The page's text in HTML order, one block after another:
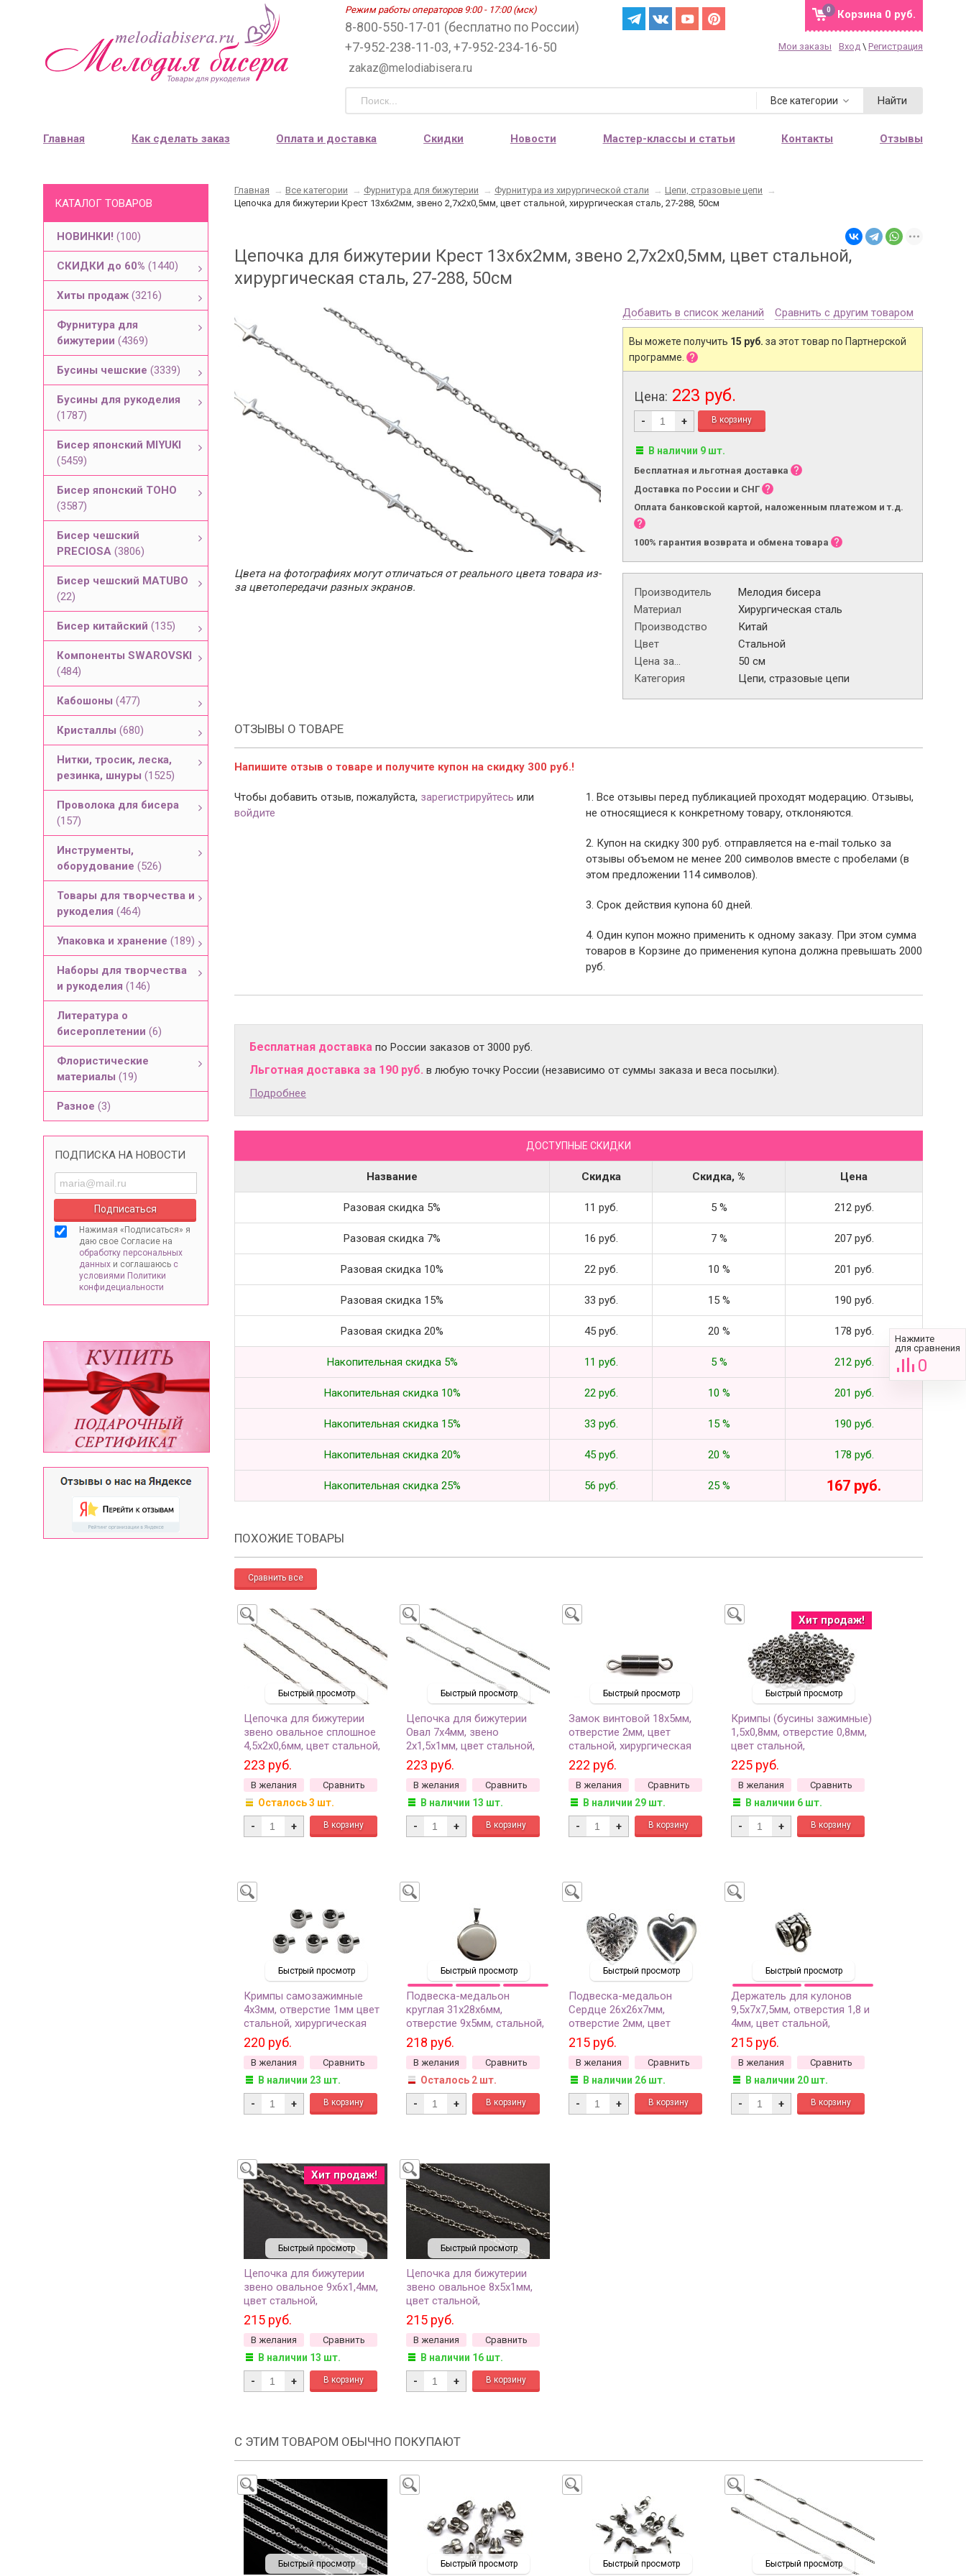
Режим работы операторов 9:00 - 17:00 (мск)
8-800-550-17-01 (бесплатно по России)
+7-952-238-11-03, +7-952-234-16-50
zakaz@melodiabisera.ru
Корзина 0 руб.
0
Мои заказы Вход \ Регистрация
Все категории Найти
Главная Как сделать заказ Оплата и доставка Скидки Новости Мастер-классы и статьи Контакты Отзывы
КАТАЛОГ ТОВАРОВ
НОВИНКИ! (100)
СКИДКИ до 60% (1440)
Хиты продаж (3216)
Фурнитура для
бижутерии (4369)
Бусины чешские (3339)
Бусины для рукоделия
(1787)
Бисер японский MIYUKI
(5459)
Бисер японский TOHO
(3587)
Бисер чешский
PRECIOSA (3806)
Бисер чешский MATUBO
(22)
Бисер китайский (135)
Компоненты SWAROVSKI
(484)
Кабошоны (477)
Кристаллы (680)
Нитки, тросик, леска,
резинка, шнуры (1525)
Проволока для бисера
(157)
Инструменты,
оборудование (526)
Товары для творчества и
рукоделия (464)
Упаковка и хранение (189)
Наборы для творчества
и рукоделия (146)
Литература о
бисероплетении (6)
Флористические
материалы (19)
Разное (3)
ПОДПИСКА НА НОВОСТИ
Нажимая «Подписаться» я
даю свое Согласие на
обработку персональных
данных и соглашаюсь с
условиями Политики
конфидециальности
Главная → Все категории → Фурнитура для бижутерии → Фурнитура из хирургической стали → Цепи, стразовые цепи
→
Цепочка для бижутерии Крест 13х6х2мм, звено 2,7х2х0,5мм, цвет стальной, хирургическая сталь, 27-288, 50см
Цепочка для бижутерии Крест 13х6х2мм, звено 2,7х2х0,5мм, цвет стальной,
хирургическая сталь, 27-288, 50см
Цвета на фотографиях могут отличаться от реального цвета товара из-
за цветопередачи разных экранов.
Добавить в список желаний Сравнить с другим товаром
Вы можете получить 15 руб. за этот товар по Партнерской
программе.
Цена: 223 руб.
- +
В наличии 9 шт.
Бесплатная и льготная доставка
Доставка по России и СНГ
Оплата банковской картой, наложенным платежом и т.д.
100% гарантия возврата и обмена товара
Производитель
Мелодия бисера
Материал
Хирургическая сталь
Производство
Китай
Цвет
Стальной
Цена за...
50 см
Категория
Цепи, стразовые цепи
ОТЗЫВЫ О ТОВАРЕ
Напишите отзыв о товаре и получите купон на скидку 300 руб.!
Чтобы добавить отзыв, пожалуйста, зарегистрируйтесь или
войдите
1. Все отзывы перед публикацией проходят модерацию. Отзывы,
не относящиеся к конкретному товару, отклоняются.
2. Купон на скидку 300 руб. отправляется на e-mail только за
отзывы объемом не менее 200 символов вместе с пробелами (в
этом предложении 114 символов).
3. Срок действия купона 60 дней.
4. Один купон можно применить к одному заказу. При этом сумма
товаров в Корзине до применения купона должна превышать 2000
руб.
Бесплатная доставка по России заказов от 3000 руб.
Льготная доставка за 190 руб. в любую точку России (независимо от суммы заказа и веса посылки).
Подробнее
ДОСТУПНЫЕ СКИДКИ
Название Скидка Скидка, % Цена
Разовая скидка 5% 11 руб. 5 % 212 руб.
Разовая скидка 7% 16 руб. 7 % 207 руб.
Разовая скидка 10% 22 руб. 10 % 201 руб.
Разовая скидка 15% 33 руб. 15 % 190 руб.
Разовая скидка 20% 45 руб. 20 % 178 руб.
Накопительная скидка 5% 11 руб. 5 % 212 руб.
Накопительная скидка 10% 22 руб. 10 % 201 руб.
Накопительная скидка 15% 33 руб. 15 % 190 руб.
Накопительная скидка 20% 45 руб. 20 % 178 руб.
Накопительная скидка 25% 56 руб. 25 % 167 руб.
ПОХОЖИЕ ТОВАРЫ
Быстрый просмотр
Цепочка для бижутерии
звено овальное сплошное
4,5х2х0,6мм, цвет стальной,
хирургическая сталь, 27-163,
50см
223 руб.
В желания Сравнить
Осталось 3 шт.
- +
Быстрый просмотр
Цепочка для бижутерии
Овал 7х4мм, звено
2х1,5х1мм, цвет стальной,
хирургическая сталь, 27-301,
50см
223 руб.
В желания Сравнить
В наличии 13 шт.
- +
Быстрый просмотр
Замок винтовой 18х5мм,
отверстие 2мм, цвет
стальной, хирургическая
сталь, 08-003, 1шт
222 руб.
В желания Сравнить
В наличии 29 шт.
- +
Быстрый просмотр
Хит продаж!
Кримпы (бусины зажимные)
1,5х0,8мм, отверстие 0,8мм,
цвет стальной,
хирургическая сталь, 35-037,
1г (около 200шт)
225 руб.
В желания Сравнить
В наличии 6 шт.
- +
Быстрый просмотр
Кримпы самозажимные
4х3мм, отверстие 1мм цвет
стальной, хирургическая
сталь, 35-094, 5шт
220 руб.
В желания Сравнить
В наличии 23 шт.
- +
Быстрый просмотр
Подвеска-медальон
круглая 31х28х6мм,
отверстие 9х5мм, стальной,
хирургическая сталь, 22-653,
1шт
218 руб.
В желания Сравнить
Осталось 2 шт.
- +
Быстрый просмотр
Подвеска-медальон
Сердце 26х26х7мм,
отверстие 2мм, цвет
стальной, хирургическая
сталь, 22-141, 1шт
215 руб.
В желания Сравнить
В наличии 26 шт.
- +
Быстрый просмотр
Держатель для кулонов
9,5х7х7,5мм, отверстия 1,8 и
4мм, цвет стальной,
хирургическая сталь, 03-071,
1шт
215 руб.
В желания Сравнить
В наличии 20 шт.
- +
Быстрый просмотр
Хит продаж!
Цепочка для бижутерии
звено овальное 9х6х1,4мм,
цвет стальной,
хирургическая сталь, 27-024,
50см
215 руб.
В желания Сравнить
В наличии 13 шт.
- +
Быстрый просмотр
Цепочка для бижутерии
звено овальное 8х5х1мм,
цвет стальной,
хирургическая сталь, 27-122,
50см
215 руб.
В желания Сравнить
В наличии 16 шт.
- +
С ЭТИМ ТОВАРОМ ОБЫЧНО ПОКУПАЮТ
Быстрый просмотр Быстрый просмотр Быстрый просмотр Быстрый просмотр
Нажмите
для сравнения
0